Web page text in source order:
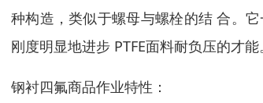
种构造，类似于螺母与螺栓的结 合。
刚度明显地进步 PTFE面料耐负压的才
钢衬四氟商品作业特性：